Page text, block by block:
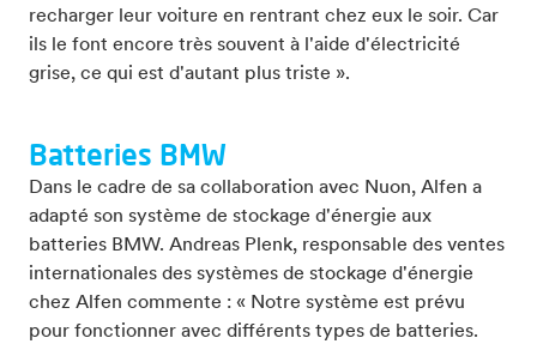
recharger leur voiture en rentrant chez eux le soir. Car
ils le font encore très souvent à l'aide d'électricité
grise, ce qui est d'autant plus triste ».
Batteries BMW
Dans le cadre de sa collaboration avec Nuon, Alfen a
adapté son système de stockage d'énergie aux
batteries BMW. Andreas Plenk, responsable des ventes
internationales des systèmes de stockage d'énergie
chez Alfen commente : « Notre système est prévu
pour fonctionner avec différents types de batteries.